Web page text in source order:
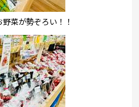
菜が勢ぞろい！！